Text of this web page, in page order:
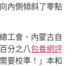
內側傾斜了零點
總工會、內蒙古自
分之八包養網評
要校準！」本和